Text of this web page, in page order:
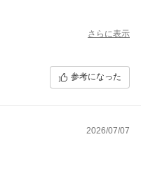
さらに表示
参考になった
2026/07/07